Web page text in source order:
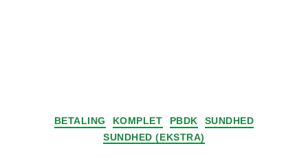
Kategorier
BETALING KOMPLET PBDK
SUNDHED
SUNDHED (EKSTRA)